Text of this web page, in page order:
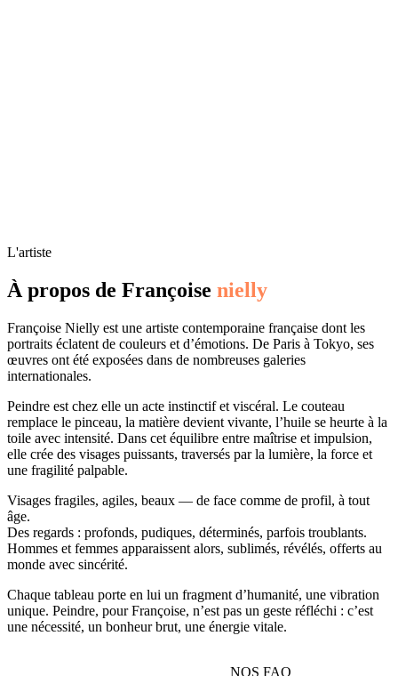
L'artiste
À propos de Françoise nielly
Françoise Nielly est une artiste contemporaine française dont les
portraits éclatent de couleurs et d’émotions. De Paris à Tokyo, ses
œuvres ont été exposées dans de nombreuses galeries
internationales.
Peindre est chez elle un acte instinctif et viscéral. Le couteau
remplace le pinceau, la matière devient vivante, l’huile se heurte à la
toile avec intensité. Dans cet équilibre entre maîtrise et impulsion,
elle crée des visages puissants, traversés par la lumière, la force et
une fragilité palpable.
Visages fragiles, agiles, beaux — de face comme de profil, à tout
âge.
Des regards : profonds, pudiques, déterminés, parfois troublants.
Hommes et femmes apparaissent alors, sublimés, révélés, offerts au
monde avec sincérité.
Chaque tableau porte en lui un fragment d’humanité, une vibration
unique. Peindre, pour Françoise, n’est pas un geste réfléchi : c’est
une nécessité, un bonheur brut, une énergie vitale.
NOS FAQ